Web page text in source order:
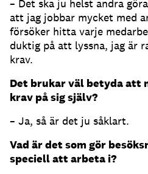
– Det ska ju helst andra
att jag jobbar mycket med
försöker hitta varje
duktig på att lyssna, jag är
krav.
Det brukar väl betyda att
krav på sig själv?
– Ja, så är det ju såklart.
Vad är det som gör
speciell att arbeta i?